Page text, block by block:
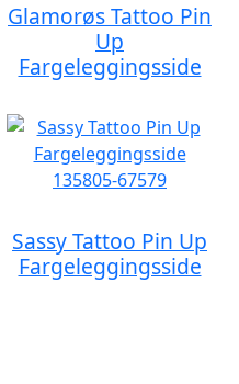
Glamorøs Tattoo Pin
Up
Fargeleggingsside
Sassy Tattoo Pin Up
Fargeleggingsside